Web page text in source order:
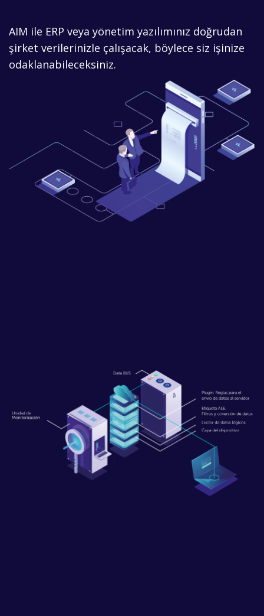
AIM ile ERP veya yönetim yazılımınız doğrudan
şirket verilerinizle çalışacak, böylece siz işinize
odaklanabileceksiniz.